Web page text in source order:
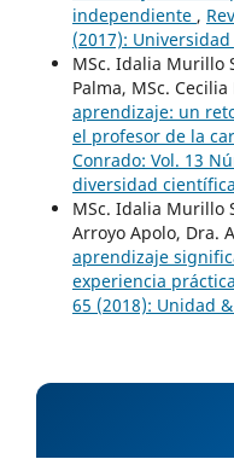
independiente ,
(2017):
MSc. Idalia Murillo
Palma, MSc.
aprendizaje: un
el profesor de la
Conrado: Vol. 13
diversidad científica
MSc. Idalia Murillo
Arroyo Apolo, Dra.
aprendizaje
experiencia práctica
65 (2018): Unidad